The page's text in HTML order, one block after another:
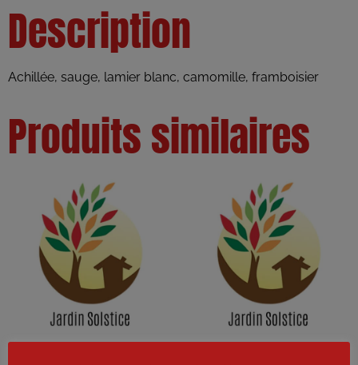
Description
Achillée, sauge, lamier blanc, camomille, framboisier
Produits similaires